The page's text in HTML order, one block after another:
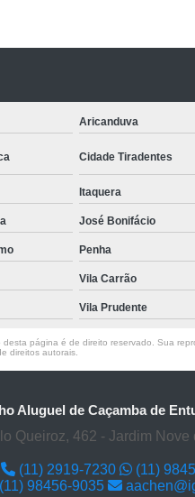
Aricanduva
Cidade Tiradentes
Itaquera
José Bonifácio
Penha
Vila Carrão
Vila Prudente
página é de direito reservado. Sua
direitos autorais.
Aluguel de Caçamba de
Queiroz, 462 - Jardim Nove
(11) 2919-7230
(11)
98456-9035